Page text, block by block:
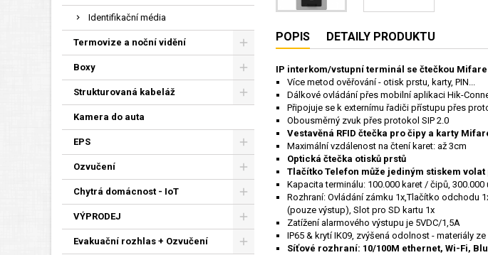
Identifikační média
Termovize a noční vidění
Boxy
Strukturovaná kabeláž
Kamera do auta
EPS
Ozvučení
Chytrá domácnost - IoT
VÝPRODEJ
Evakuační rozhlas + Ozvučení
POPIS DETAILY PRODUKTU
IP interkom/vstupní terminál se čtečkou
Více metod ověřování - otisk prstu, karty, PIN...
Dálkové ovládání přes mobilní aplikaci Hik-
Připojuje se k externímu řadiči přístupu přes
Obousměrný zvuk přes protokol SIP 2.0
Vestavěná RFID čtečka pro čipy a karty
Maximální vzdálenost na čtení karet: až 3cm
Optická čtečka otisků prstů
Tlačítko Telefon může jediným stiskem
Kapacita terminálu: 100.000 karet / čipů,
Rozhraní: Ovládání zámku 1x,Tlačítko odchodu
(pouze výstup), Slot pro SD kartu 1x
Zatížení alarmového výstupu je 5VDC/1,5A
IP65 & krytí IK09, zvýšená odolnost - materiály
Síťové rozhraní: 10/100M ethernet, Wi-Fi,